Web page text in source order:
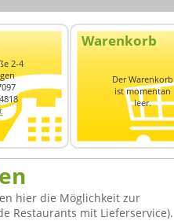
2-4
Warenkorb
Der Warenkorb
ist momentan
leer.
hier die Möglichkeit zur
Restaurants mit Lieferservice).